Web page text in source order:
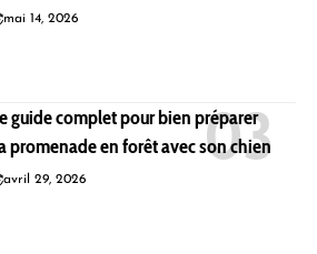
mai 14, 2026
guide complet pour bien préparer
promenade en forêt avec son chien
avril 29, 2026